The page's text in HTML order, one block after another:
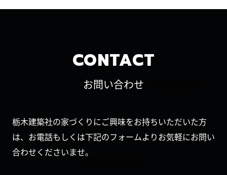
CONTACT
お問い合わせ
栃木建築社の家づくりにご興味をお持ちいただいた方
は、お電話もしくは下記のフォームよりお気軽にお問い
合わせくださいませ。